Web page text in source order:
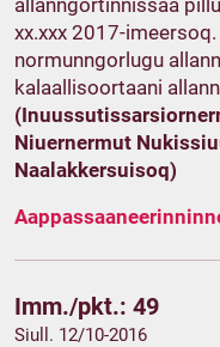
allanngortinnissaa
xx.xxx 2017-
normunngorlugu
kalaallisoortaani
Niuernermut
Naalakkersuisoq)
Imm./pkt.: 49
Siull. 12/10-2016